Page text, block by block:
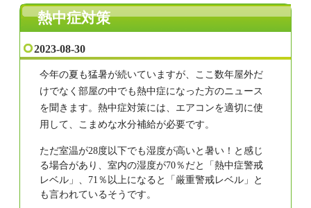
熱中症対策
2023-08-30
今年の夏も猛暑が続いていますが、ここ数年屋外だ
けでなく部屋の中でも熱中症になった方のニュース
を聞きます。熱中症対策には、エアコンを適切に使
用して、こまめな水分補給が必要です。
ただ室温が28度以下でも湿度が高いと暑い！と感じ
る場合があり、室内の湿度が70％だと「熱中症警戒
レベル」、71％以上になると「厳重警戒レベル」と
も言われているそうです。